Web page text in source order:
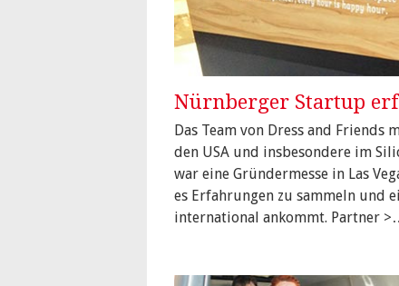
Nürnberger Startup
Das Team von Dress and Friends
den USA und insbesondere im
war eine Gründermesse in Las
es Erfahrungen zu sammeln und
international ankommt. Partner